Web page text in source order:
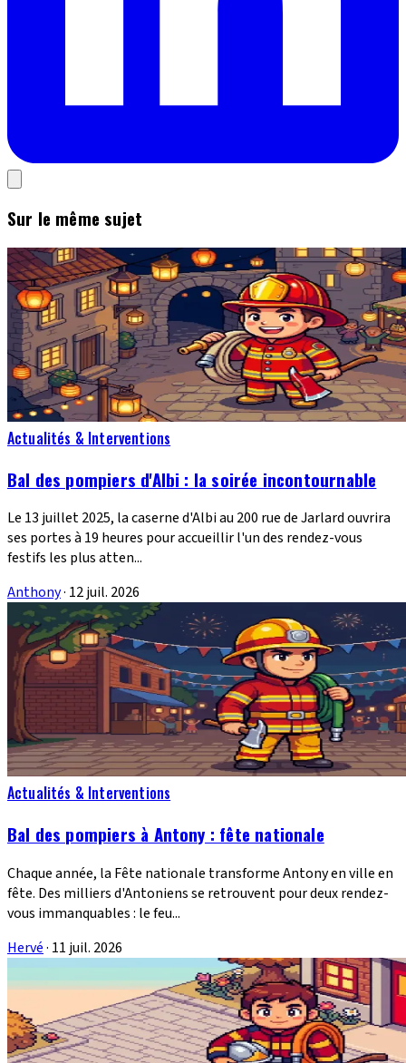
Sur le même sujet
Actualités & Interventions
Bal des pompiers d'Albi : la soirée incontournable
Le 13 juillet 2025, la caserne d'Albi au 200 rue de Jarlard ouvrira
ses portes à 19 heures pour accueillir l'un des rendez-vous
festifs les plus atten...
Anthony· 12 juil. 2026
Actualités & Interventions
Bal des pompiers à Antony : fête nationale
Chaque année, la Fête nationale transforme Antony en ville en
fête. Des milliers d'Antoniens se retrouvent pour deux rendez-
vous immanquables : le feu...
Hervé· 11 juil. 2026